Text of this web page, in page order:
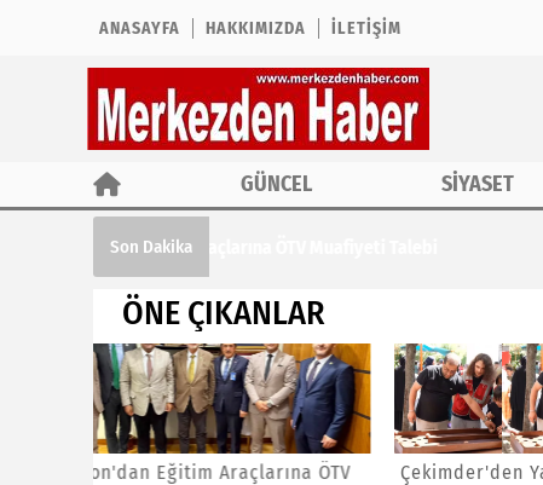
ANASAYFA HAKKIMIZDA İLETIŞIM
GÜNCEL SİYASET
Son Dakika
ÖNE ÇIKANLAR
Çekimder'den Yaz Kur'an Kursu
CHP